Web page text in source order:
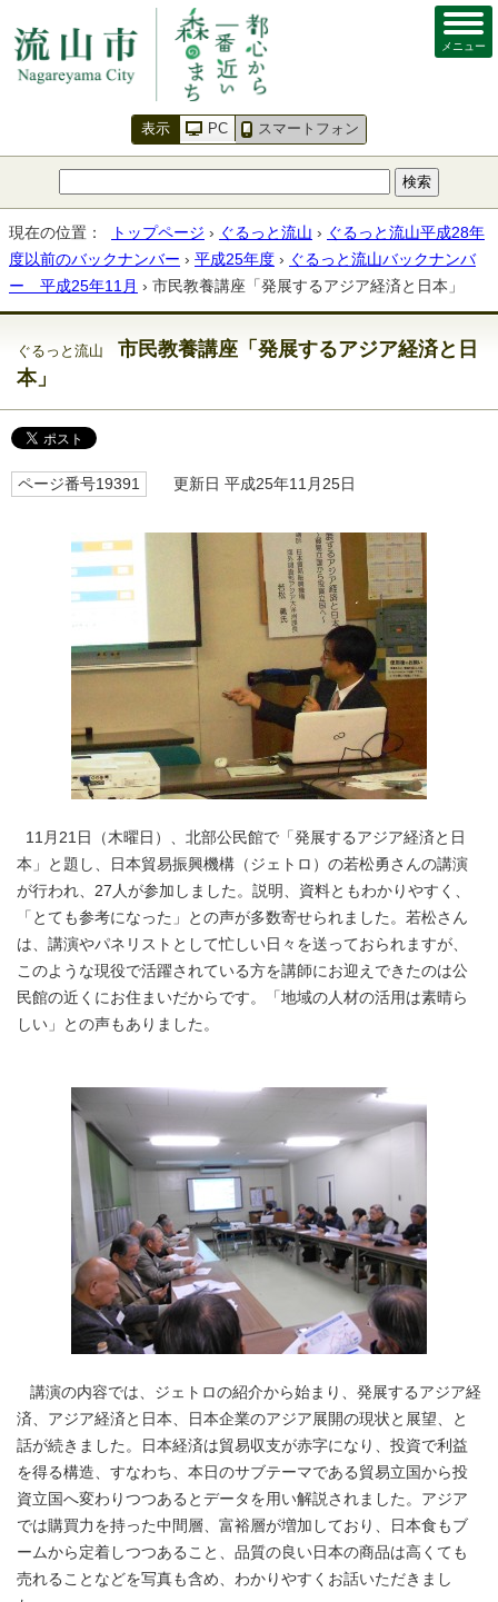
表示 PC スマートフォン
メニュー
現在の位置： トップページ › ぐるっと流山 › ぐるっと流山平成28年
度以前のバックナンバー › 平成25年度 › ぐるっと流山バックナンバ
ー 平成25年11月 › 市民教養講座「発展するアジア経済と日本」
ぐるっと流山 市民教養講座「発展するアジア経済と日
本」
ページ番号19391 更新日 平成25年11月25日
11月21日（木曜日）、北部公民館で「発展するアジア経済と日
本」と題し、日本貿易振興機構（ジェトロ）の若松勇さんの講演
が行われ、27人が参加しました。説明、資料ともわかりやすく、
「とても参考になった」との声が多数寄せられました。若松さん
は、講演やパネリストとして忙しい日々を送っておられますが、
このような現役で活躍されている方を講師にお迎えできたのは公
民館の近くにお住まいだからです。「地域の人材の活用は素晴ら
しい」との声もありました。
講演の内容では、ジェトロの紹介から始まり、発展するアジア経
済、アジア経済と日本、日本企業のアジア展開の現状と展望、と
話が続きました。日本経済は貿易収支が赤字になり、投資で利益
を得る構造、すなわち、本日のサブテーマである貿易立国から投
資立国へ変わりつつあるとデータを用い解説されました。アジア
では購買力を持った中間層、富裕層が増加しており、日本食もブ
ームから定着しつつあること、品質の良い日本の商品は高くても
売れることなどを写真も含め、わかりやすくお話いただきまし